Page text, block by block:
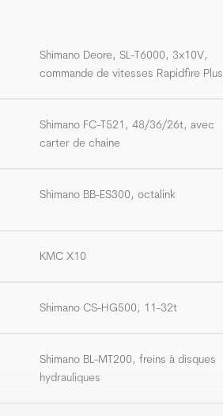
Shimano Deore, SL-T6000, 3x10V,
commande de vitesses Rapidfire Plus
Shimano FC-T521, 48/36/26t, avec
carter de chaine
Shimano BB-ES300, octalink
KMC X10
Shimano CS-HG500, 11-32t
Shimano BL-MT200, freins à disques
hydrauliques